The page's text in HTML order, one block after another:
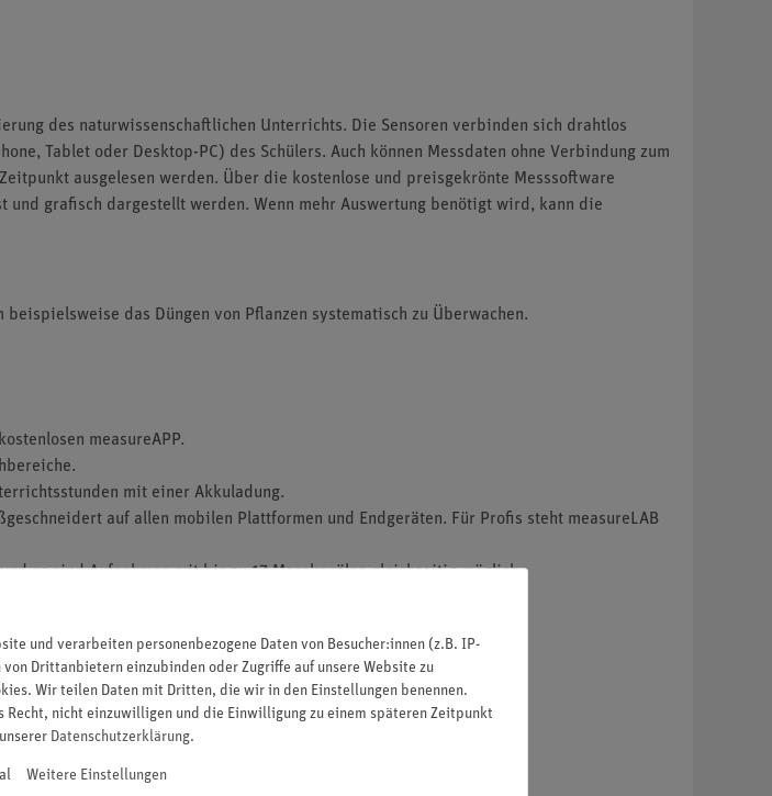
des naturwissenschaftlichen Unterrichts. Die Sensoren verbinden sich drahtlos
Tablet oder Desktop-PC) des Schülers. Auch können Messdaten ohne Verbindung zum
ausgelesen werden. Über die kostenlose und preisgekrönte Messsoftware
und grafisch dargestellt werden. Wenn mehr Auswertung benötigt wird, kann die
das Düngen von Pflanzen systematisch zu Überwachen.
measureAPP.
mit einer Akkuladung.
auf allen mobilen Plattformen und Endgeräten. Für Profis steht measureLAB
es sind Aufnahmen mit bis zu 17 Messkanälen gleichzeitig möglich.
und verarbeiten personenbezogene Daten von Besucher:innen (z.B. IP-
Drittanbietern einzubinden oder Zugriffe auf unsere Website zu
Wir teilen Daten mit Dritten, die wir in den Einstellungen benennen.
nicht einzuwilligen und die Einwilligung zu einem späteren Zeitpunkt
Daten­schutz­erklärung.
Weitere Einstellungen